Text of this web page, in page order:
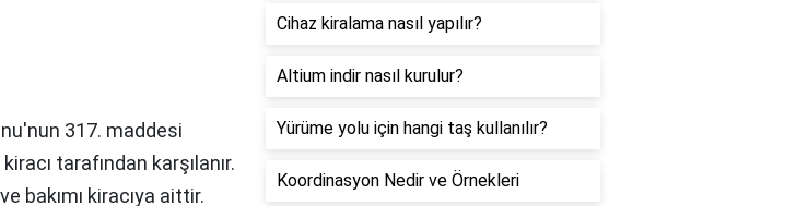
317. maddesi
tarafından karşılanır.
bakımı kiracıya aittir.
Cihaz kiralama nasıl yapılır?
Altium indir nasıl kurulur?
Yürüme yolu için hangi taş kullanılır?
Koordinasyon Nedir ve Örnekleri